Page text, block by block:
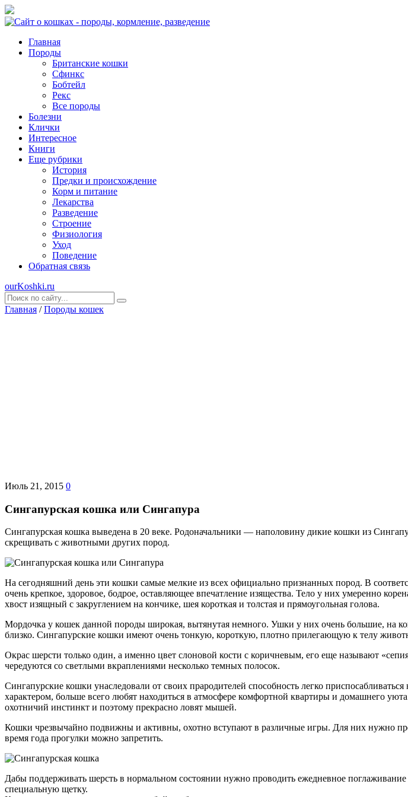
Главная
Породы
Британские кошки
Сфинкс
Бобтейл
Рекс
Все породы
Болезни
Клички
Интересное
Книги
Еще рубрики
История
Предки и происхождение
Корм и питание
Лекарства
Разведение
Строение
Физиология
Уход
Поведение
Обратная связь
ourKoshki.ru
Главная / Породы кошек
Июль 21, 2015 0
Сингапурская кошка или Сингапура
Сингапурская кошка выведена в 20 веке. Родоначальники — наполовину дикие кошки из
скрещивать с животными других пород.
На сегодняшний день эти кошки самые мелкие из всех официально признанных пород. В
очень крепкое, здоровое, бодрое, оставляющее впечатление изящества. Тело у них умеренно
хвост изящный с закруглением на кончике, шея короткая и толстая и прямоугольная голова.
Мордочка у кошек данной породы широкая, вытянутая немного. Ушки у них очень большие, на
близко. Сингапурские кошки имеют очень тонкую, короткую, плотно прилегающую к телу
Окрас шерсти только один, а именно цвет слоновой кости с коричневым, его еще называют
чередуются со светлыми вкраплениями несколько темных полосок.
Сингапурские кошки унаследовали от своих прародителей способность легко
характером, больше всего любят находиться в атмосфере комфортной квартиры и домашнего
охотничий инстинкт и поэтому прекрасно ловят мышей.
Кошки чрезвычайно подвижны и активны, охотно вступают в различные игры. Для них нужно
время года прогулки можно запретить.
Дабы поддерживать шерсть в нормальном состоянии нужно проводить ежедневное
специальную щетку.